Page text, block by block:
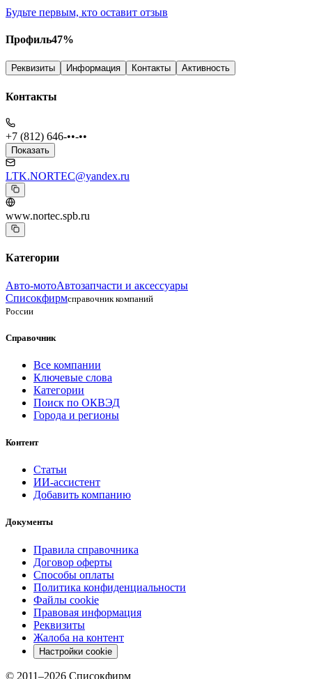
Будьте первым, кто оставит отзыв
Профиль47%
Реквизиты Информация Контакты Активность
Контакты
+7 (812) 646-••-••
Показать
LTK.NORTEC@yandex.ru
www.nortec.spb.ru
Категории
Авто-мотоАвтозапчасти и аксессуары
Списокфирмсправочник компаний
России
Справочник
Все компании
Ключевые слова
Категории
Поиск по ОКВЭД
Города и регионы
Контент
Статьи
ИИ-ассистент
Добавить компанию
Документы
Правила справочника
Договор оферты
Способы оплаты
Политика конфиденциальности
Файлы cookie
Правовая информация
Реквизиты
Жалоба на контент
Настройки cookie
© 2011–2026 Списокфирм